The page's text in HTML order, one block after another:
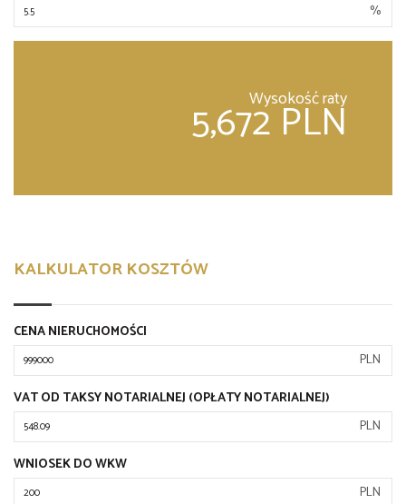
%
Wysokość raty
5,672 PLN
KALKULATOR KOSZTÓW
CENA NIERUCHOMOŚCI
PLN
VAT OD TAKSY NOTARIALNEJ (OPŁATY NOTARIALNEJ)
PLN
WNIOSEK DO WKW
PLN